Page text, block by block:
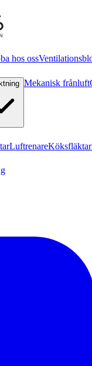
hos oss
Mekanisk frånluft
LuftrenareKöksfläktar